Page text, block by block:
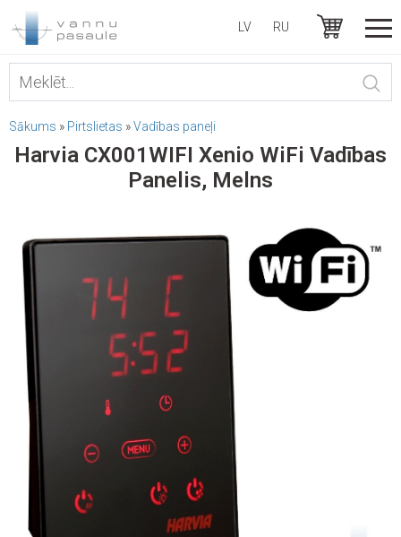
LV RU
Sākums » Pirtslietas »Vadības paneļi
Harvia CX001WIFI Xenio WiFi Vadības
Panelis, Melns